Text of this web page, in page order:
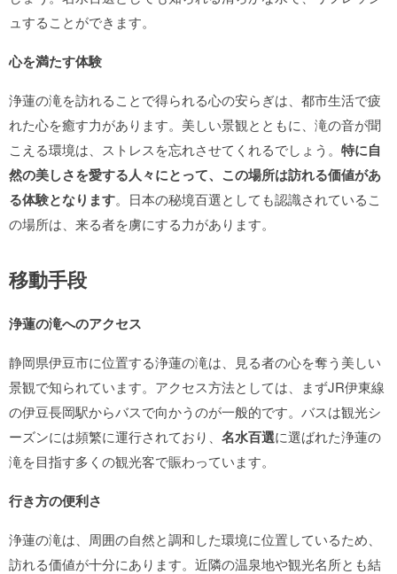
ュすることができます。
心を満たす体験
浄蓮の滝を訪れることで得られる心の安らぎは、都市生活で疲
れた心を癒す力があります。美しい景観とともに、滝の音が聞
こえる環境は、ストレスを忘れさせてくれるでしょう。 特に自
然の美しさを愛する人々にとって、この場所は訪れる価値があ
る体験となります。日本の秘境百選としても認識されているこ
の場所は、来る者を虜にする力があります。
移動手段
浄蓮の滝へのアクセス
静岡県伊豆市に位置する浄蓮の滝は、見る者の心を奪う美しい
景観で知られています。アクセス方法としては、まずJR伊東線
の伊豆長岡駅からバスで向かうのが一般的です。バスは観光シ
ーズンには頻繁に運行されており、 名水百選に選ばれた浄蓮の
滝を目指す多くの観光客で賑わっています。
行き方の便利さ
浄蓮の滝は、周囲の自然と調和した環境に位置しているため、
訪れる価値が十分にあります。近隣の温泉地や観光名所とも結